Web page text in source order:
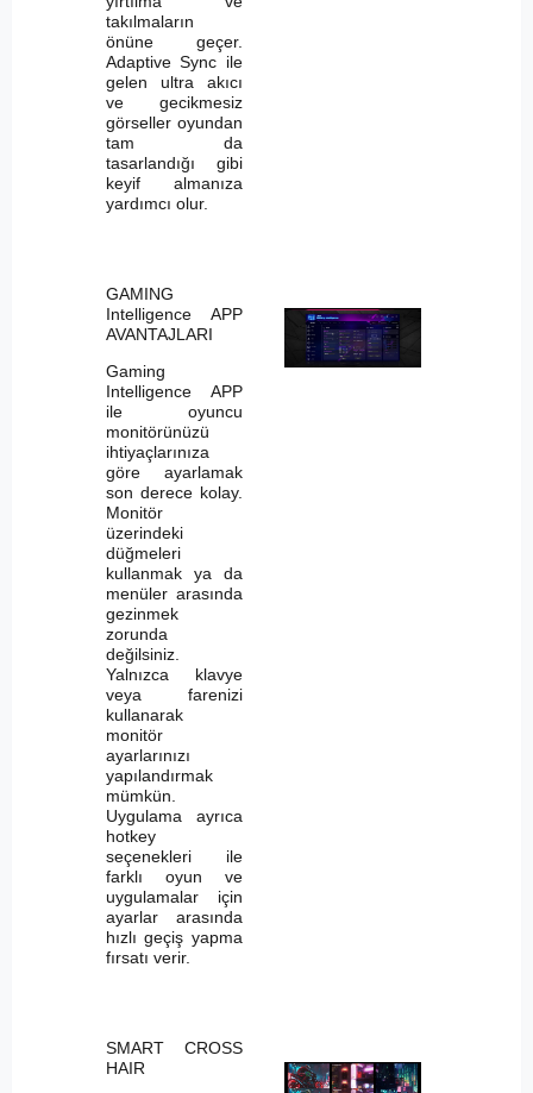
takılmaların
önüne geçer.
Adaptive Sync ile
gelen ultra akıcı
ve gecikmesiz
görseller oyundan
tam da
tasarlandığı gibi
keyif almanıza
yardımcı olur.
GAMING
Intelligence APP
AVANTAJLARI
Gaming
Intelligence APP
ile oyuncu
monitörünüzü
ihtiyaçlarınıza
göre ayarlamak
son derece kolay.
Monitör
üzerindeki
düğmeleri
kullanmak ya da
menüler arasında
gezinmek
zorunda
değilsiniz.
Yalnızca klavye
veya farenizi
kullanarak
monitör
ayarlarınızı
yapılandırmak
mümkün.
Uygulama ayrıca
hotkey
seçenekleri ile
farklı oyun ve
uygulamalar için
ayarlar arasında
hızlı geçiş yapma
fırsatı verir.
SMART CROSS
HAIR